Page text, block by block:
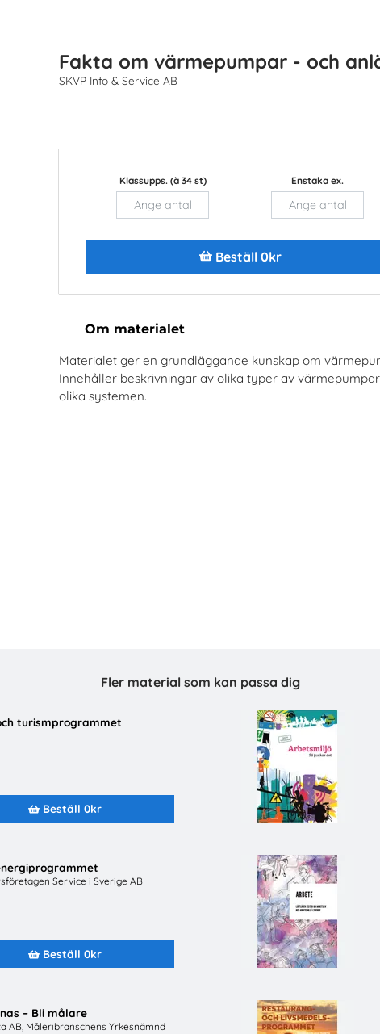
Fakta om värmepumpar - och
SKVP Info & Service AB
Klassupps. (à 34 st) Enstaka ex.
Beställ 0kr
Om materialet
Materialet ger en grundläggande kunskap om
Innehåller beskrivningar av olika typer av
olika systemen.
Fler material som kan passa dig
turismprogrammet
Beställ 0kr
Service i Sverige AB
Beställ 0kr
– Bli målare
AB, Måleribranschens Yrkesnämnd
- Information på sju språk
Bli kyl- och
med framtidens
SKVP Info & Service AB
Beställ 0kr
Snabbval - SYV
Snabbval - blandade
Beställ 0kr